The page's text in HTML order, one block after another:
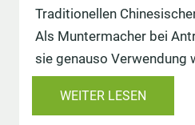
Traditionellen
Als Muntermacher bei
sie genauso Verwendung
WEITER LESEN